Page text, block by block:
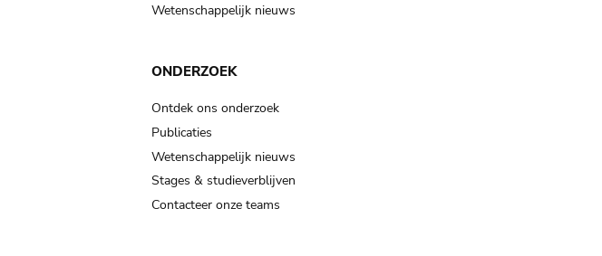
Wetenschappelijk nieuws
ONDERZOEK
Ontdek ons onderzoek
Publicaties
Wetenschappelijk nieuws
Stages & studieverblijven
Contacteer onze teams